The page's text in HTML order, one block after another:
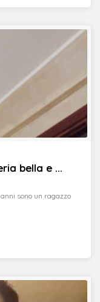
bella e ...
sono un ragazzo